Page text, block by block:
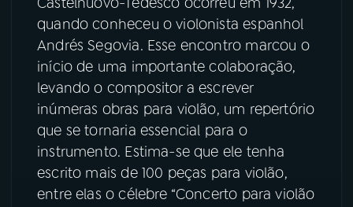
quando conheceu o violonista espanhol
Andrés Segovia. Esse encontro marcou o
início de uma importante colaboração,
levando o compositor a escrever
inúmeras obras para violão, um repertório
que se tornaria essencial para o
instrumento. Estima-se que ele tenha
escrito mais de 100 peças para violão,
entre elas o célebre “Concerto para violão